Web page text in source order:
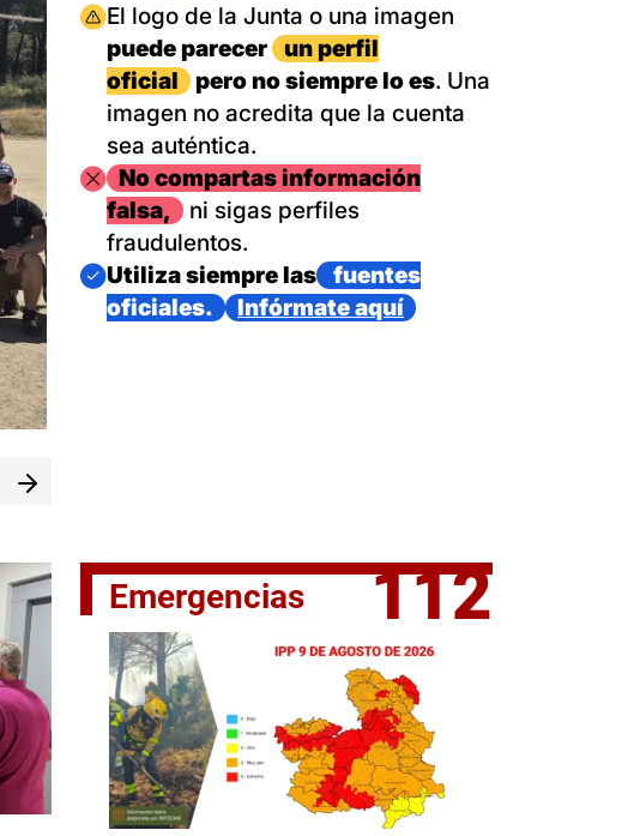
II Vuelta Ciclista CLM LEADER
Imagen
El logo de la Junta o una imagen
puede parecer
un perfil
oficial
pero no siempre lo es. Una
imagen no acredita que la cuenta
sea auténtica.
ImagenNo compartas información
falsa,
ni sigas perfiles
fraudulentos.
Imagen
Utiliza siempre las
fuentes
oficiales.
Infórmate aquí
Emergencias 112